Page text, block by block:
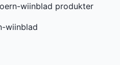
wiinblad produkter
wiinblad